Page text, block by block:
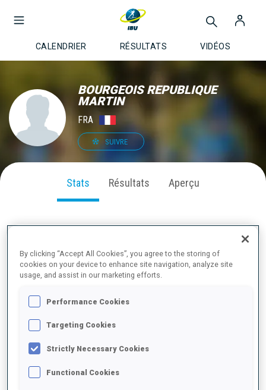
CALENDRIER RÉSULTATS VIDÉOS
BOURGEOIS REPUBLIQUE
MARTIN
FRA
SUIVRE
Stats Résultats Aperçu
PERFORMANCE SUR LA SAISON
By clicking “Accept All Cookies”, you agree to the storing of
cookies on your device to enhance site navigation, analyze site
usage, and assist in our marketing efforts.
Performance Cookies
Targeting Cookies
Strictly Necessary Cookies
Functional Cookies